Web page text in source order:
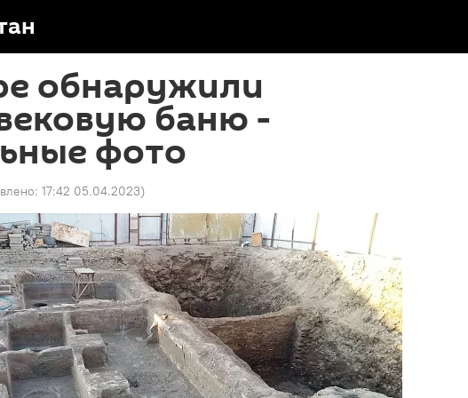
обнаружили
баню -
фото
17:42 05.04.2023)